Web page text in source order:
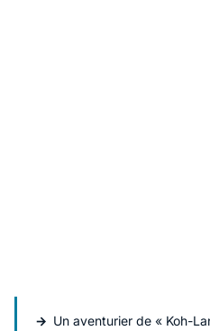
Un aventurier de « Koh-